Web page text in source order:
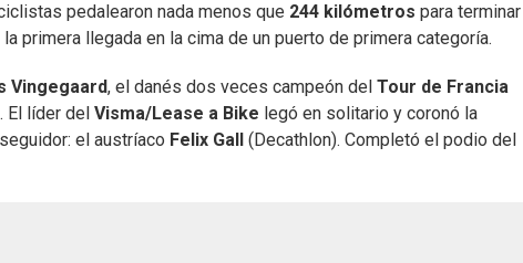
pedalearon nada menos que 244 kilómetros para terminar
primera llegada en la cima de un puerto de primera categoría.
Vingegaard, el danés dos veces campeón del Tour de Francia
El líder del Visma/Lease a Bike legó en solitario y coronó la
el austríaco Felix Gall
(Decathlon). Completó el podio del